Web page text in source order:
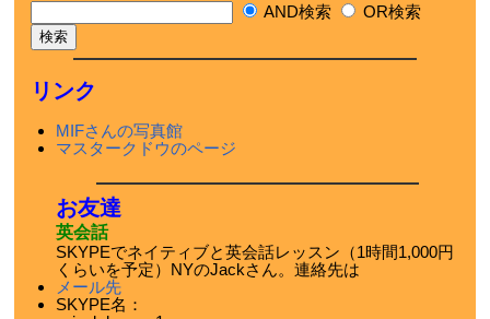
AND検索 OR検索
リンク
MIFさんの写真館
マスタークドウのページ
お友達
英会話
SKYPEでネイティブと英会話レッスン（1時間1,000円
くらいを予定）NYのJackさん。連絡先は
メール先
SKYPE名：